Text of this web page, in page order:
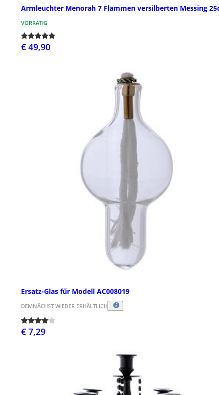
Armleuchter Menorah 7 Flammen versilberten Messing
VORRÄTIG
€ 49,90
Ersatz-Glas fűr Modell AC008019
DEMNÄCHST WIEDER ERHÄLTLICH
€ 7,29